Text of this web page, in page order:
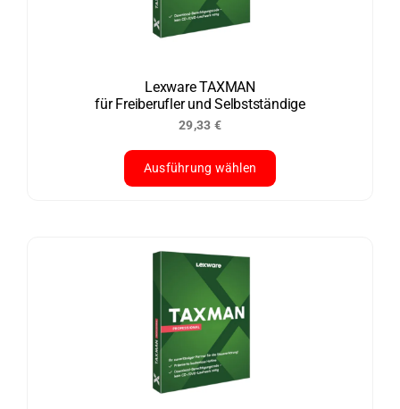
Lexware TAXMAN
für Freiberufler und Selbstständige
29,33 €
Ausführung wählen
Varianten
Optionen
können